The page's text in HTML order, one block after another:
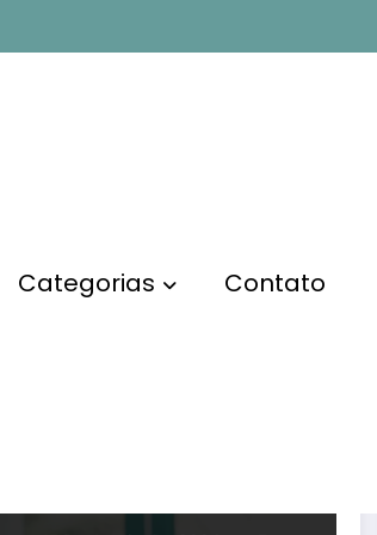
Categorias Contato